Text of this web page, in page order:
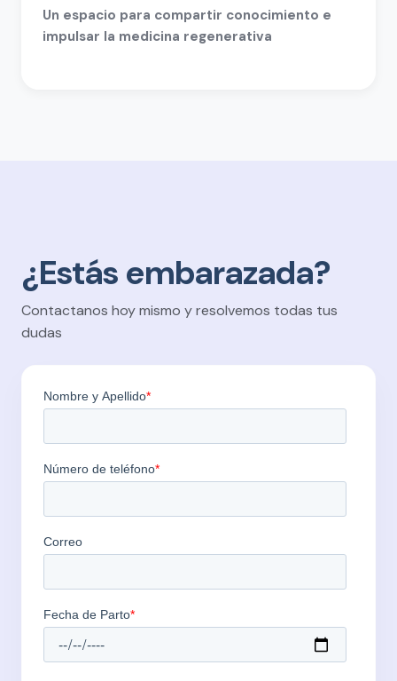
Un espacio para compartir conocimiento e
impulsar la medicina regenerativa
¿Estás embarazada?
Contactanos hoy mismo y resolvemos todas tus
dudas